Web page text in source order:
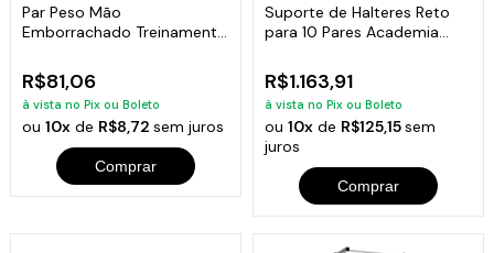
Par Peso Mão
Emborrachado Treinamento
R$81,06
à vista no Pix ou Boleto
ou10x de R$8,72sem juros
Comprar
Suporte de Halteres Reto
para 10 Pares Academia
R$1.163,91
à vista no Pix ou Boleto
ou 10xde R$125,15sem
juros
Comprar